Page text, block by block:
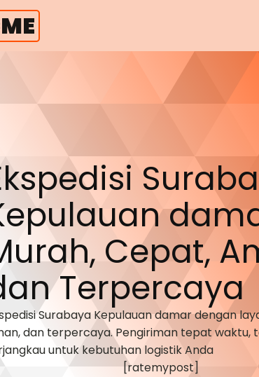
Cepat,
Terpercaya
Surabaya Kepulauan damardengan
dan terpercaya. Pengiriman tepat waktu,
untuk kebutuhan logistik Anda
[ratemypost]